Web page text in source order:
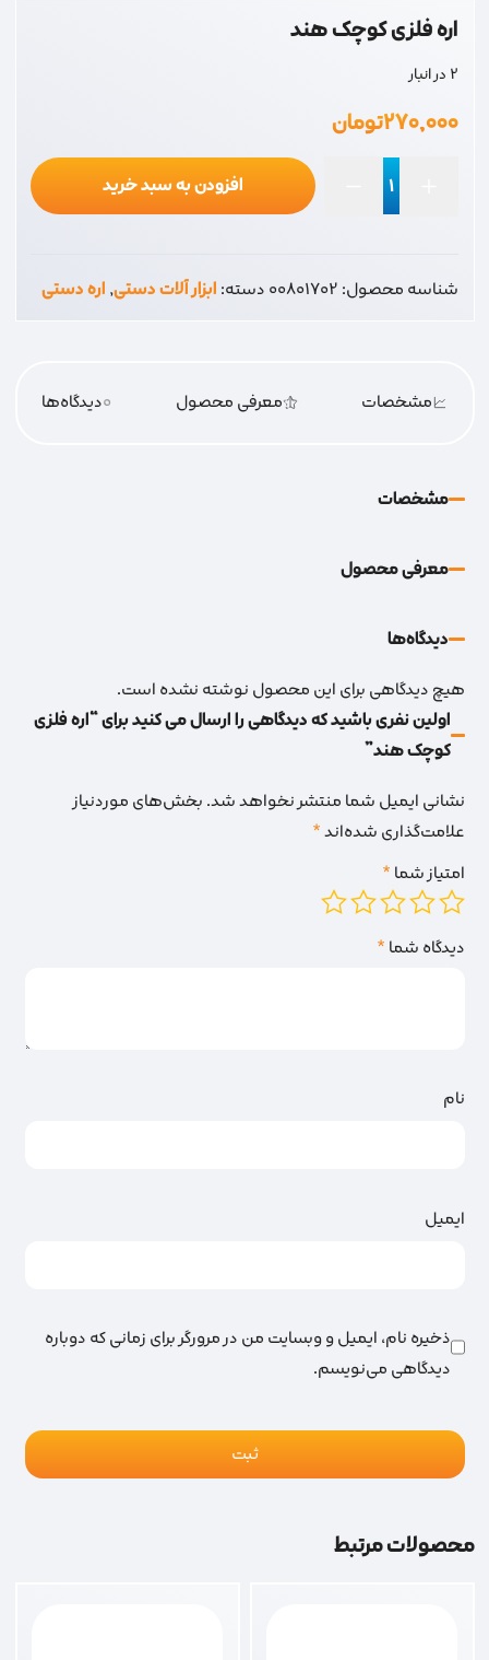
اره فلزی کوچک هند
2 در انبار
۲۷۰,۰۰۰تومان
هند
افزودن به سبد خرید
شناسه محصول:00801702دسته:ابزار آلات دستی,اره دستی
مشخصات معرفی محصول 0دیدگاه‌‌ها
مشخصات
معرفی محصول
دیدگاه‌‌ها
هیچ دیدگاهی برای این محصول نوشته نشده است.
اولین نفری باشید که دیدگاهی را ارسال می کنید برای “اره فلزی
کوچک هند”
نشانی ایمیل شما منتشر نخواهد شد.بخش‌های موردنیاز
علامت‌گذاری شده‌اند*
امتیاز شما*
دیدگاه شما*
نام
ایمیل
ذخیره نام، ایمیل و وبسایت من در مرورگر برای زمانی که دوباره
دیدگاهی می‌نویسم.
محصولات مرتبط